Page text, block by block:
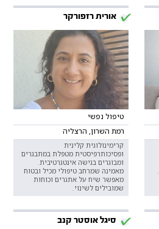
אורית רזפורקר
טיפול נפשי
רמת השרון, הרצליה
קרימינולוגית קלינית
ופסיכותרפיסטית מטפלת במתבגרים
ומבוגרים בגישה אינטגרטיבית.
מאמינה שמרחב טיפולי מכיל ובטוח
מאפשר שיח על אתגרים וכוחות
שמובילים לשינוי.
סיגל אוסטר קנב